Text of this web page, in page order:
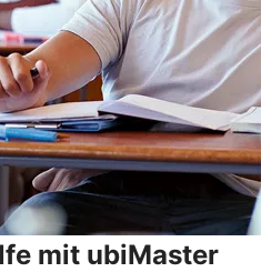
mit ubiMaster